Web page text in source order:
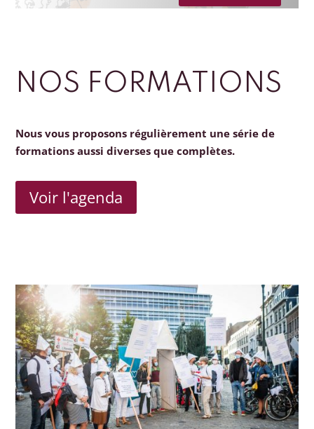
NOS FORMATIONS
Nous vous proposons régulièrement une série de
formations aussi diverses que complètes.
Voir l'agenda